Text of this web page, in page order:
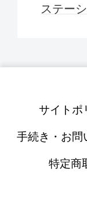
ステー
サイトポ
手続き・お問
特定商